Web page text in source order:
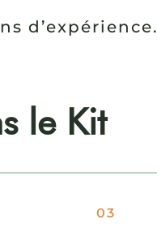
d’expérience.
le Kit
03